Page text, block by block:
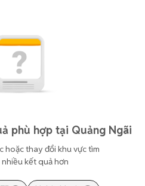
phù hợp tại Quảng Ngãi
hoặc thay đổi khu vực tìm
nhiều kết quả hơn